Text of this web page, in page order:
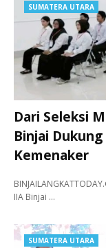
SUMATERA UTARA
Dari Seleksi
Binjai
Kemenaker
IIA Binjai …
SUMATERA UTARA